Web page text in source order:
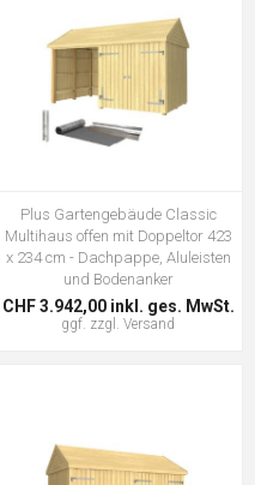
Plus Gartengebäude Classic
Multihaus offen mit Doppeltor 423
x 234 cm - Dachpappe, Aluleisten
und Bodenanker
CHF 3.942,00 inkl. ges. MwSt.
ggf. zzgl. Versand